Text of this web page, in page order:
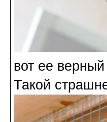
вот ее
Такой